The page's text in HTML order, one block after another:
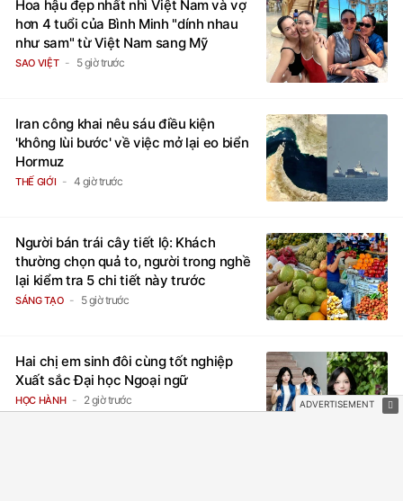
Hoa hậu đẹp nhất nhì Việt Nam và vợ
hơn 4 tuổi của Bình Minh "dính nhau
như sam" từ Việt Nam sang Mỹ
SAO VIỆT 5 giờ trước
Iran công khai nêu sáu điều kiện
'không lùi bước' về việc mở lại eo biển
Hormuz
THẾ GIỚI 4 giờ trước
Người bán trái cây tiết lộ: Khách
thường chọn quả to, người trong nghề
lại kiểm tra 5 chi tiết này trước
SÁNG TẠO 5 giờ trước
Hai chị em sinh đôi cùng tốt nghiệp
Xuất sắc Đại học Ngoại ngữ
HỌC HÀNH 2 giờ trước